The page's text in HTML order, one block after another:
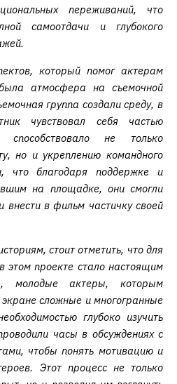
переживаний, что
самоотдачи и глубокого
который помог актерам
атмосфера на съемочной
группа создали среду, в
чувствовал себя частью
не только
но и укреплению командного
что благодаря поддержке и
на площадке, они смогли
внести в фильм частичку своей
стоит отметить, что для
этом проекте стало настоящим
молодые актеры, которым
экране сложные и многогранные
глубоко изучить
часы в обсуждениях с
чтобы понять мотивацию и
Этот процесс не только